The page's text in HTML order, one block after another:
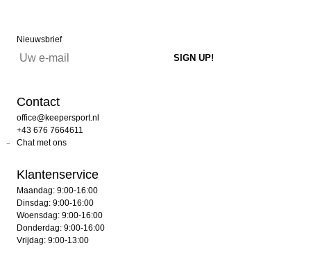
Nieuwsbrief
Contact
office@keepersport.nl
+43 676 7664611
Chat met ons
Klantenservice
Maandag: 9:00-16:00
Dinsdag: 9:00-16:00
Woensdag: 9:00-16:00
Donderdag: 9:00-16:00
Vrijdag: 9:00-13:00